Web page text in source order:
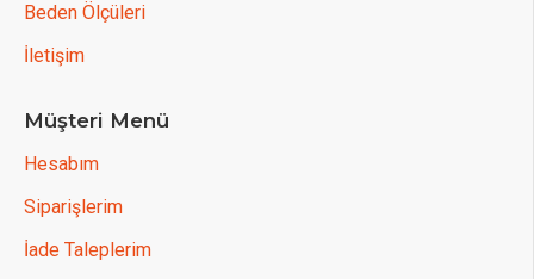
Beden Ölçüleri
İletişim
Müşteri Menü
Hesabım
Siparişlerim
İade Taleplerim